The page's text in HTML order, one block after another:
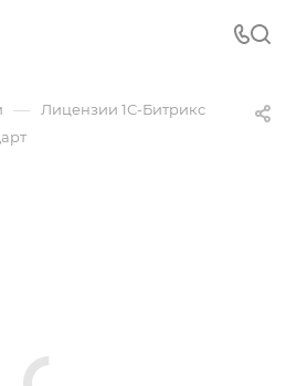
— Лицензии 1С-Битрикс